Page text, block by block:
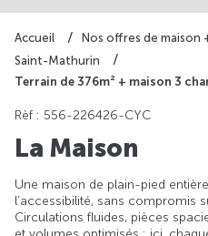
Accueil Nos offres de maison
Saint-Mathurin
Terrain de 376m² + maison 3
Rèf : 556-226426-CYC
La Maison
Une maison de plain-pied
l’accessibilité, sans compromis
Circulations fluides, pièces